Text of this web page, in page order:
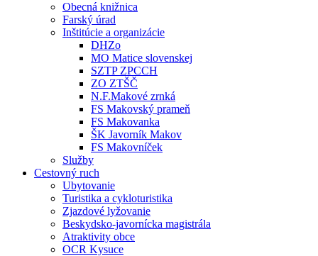
Obecná knižnica
Farský úrad
Inštitúcie a organizácie
DHZo
MO Matice slovenskej
SZTP ZPCCH
ZO ZTŠČ
N.F.Makové zrnká
FS Makovský prameň
FS Makovanka
ŠK Javorník Makov
FS Makovníček
Služby
Cestovný ruch
Ubytovanie
Turistika a cykloturistika
Zjazdové lyžovanie
Beskydsko-javornícka magistrála
Atraktivity obce
OCR Kysuce